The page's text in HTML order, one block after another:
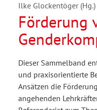
Ilke Glockentöger (Hg.)
Förderung
Lehrkräften
Dieser Sammelband
und praxisorientierte
Ansätzen die
angehenden